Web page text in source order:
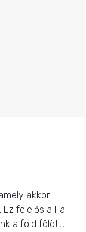
akkor
felelős a lila
a föld fölött,